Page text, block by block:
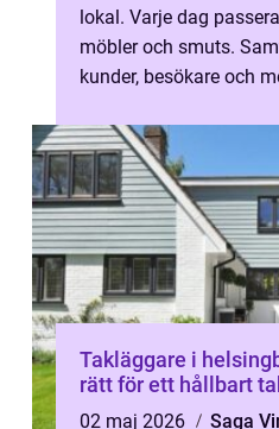
lokal. Varje dag
möbler och smuts.
kunder, besökare och
Takläggare i helsingborg så
rätt för ett hållbart
02 maj 2026
Saga